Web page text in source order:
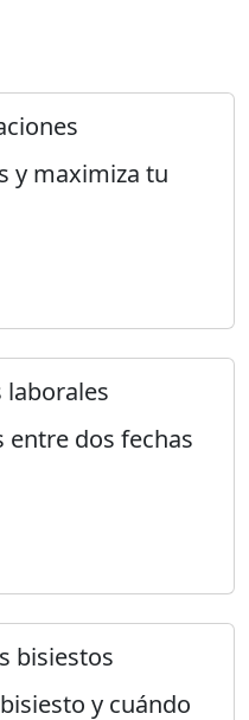
y maximiza tu
laborales
entre dos fechas
bisiestos
y cuándo